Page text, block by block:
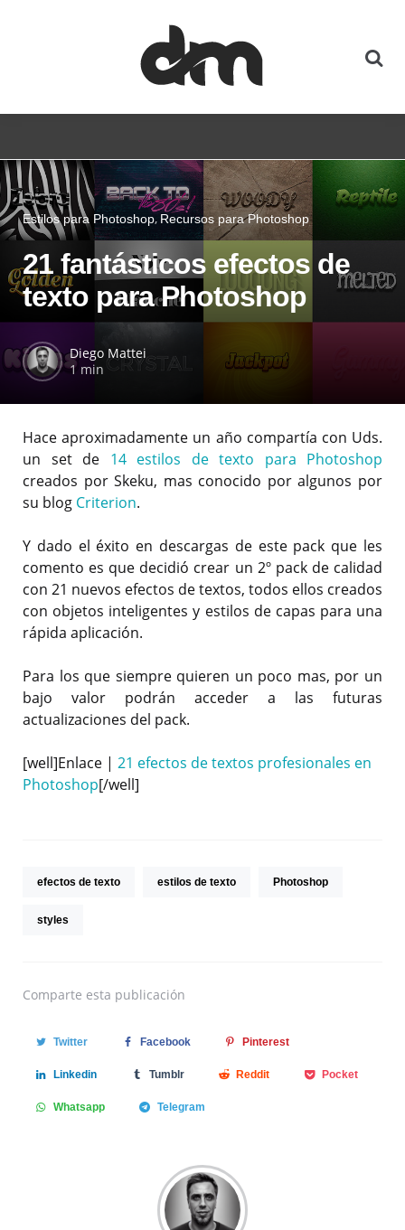
Estilos para Photoshop Recursos para Photoshop
21 fantásticos efectos de
texto para Photoshop
Diego Mattei
1 min
Hace aproximadamente un año compartía con Uds.
un set de 14 estilos de texto para Photoshop
creados por Skeku, mas conocido por algunos por
su blog Criterion.
Y dado el éxito en descargas de este pack que les
comento es que decidió crear un 2º pack de calidad
con 21 nuevos efectos de textos, todos ellos creados
con objetos inteligentes y estilos de capas para una
rápida aplicación.
Para los que siempre quieren un poco mas, por un
bajo valor podrán acceder a las futuras
actualizaciones del pack.
[well]Enlace | 21 efectos de textos profesionales en
Photoshop[/well]
efectos de texto estilos de texto Photoshop
styles
Comparte esta publicación
Twitter Facebook Pinterest
Linkedin Tumblr Reddit Pocket
Whatsapp Telegram